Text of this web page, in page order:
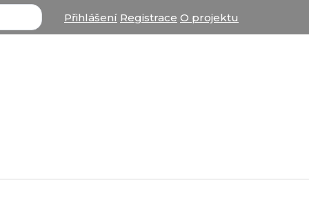
Přihlášení Registrace O projektu